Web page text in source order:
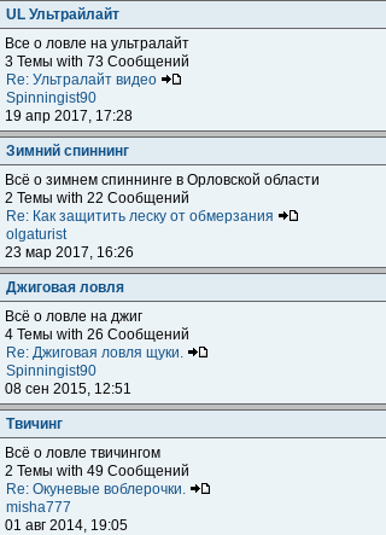
UL Ультрайлайт
Все о ловле на ультралайт
3 Темы with 73 Сообщений
Re: Ультралайт видео
Spinningist90
19 апр 2017, 17:28
Зимний спиннинг
Всё о зимнем спиннинге в Орловской области
2 Темы with 22 Сообщений
Re: Как защитить леску от обмерзания
olgaturist
23 мар 2017, 16:26
Джиговая ловля
Всё о ловле на джиг
4 Темы with 26 Сообщений
Re: Джиговая ловля щуки.
Spinningist90
08 сен 2015, 12:51
Твичинг
Всё о ловле твичингом
2 Темы with 49 Сообщений
Re: Окуневые воблерочки.
misha777
01 авг 2014, 19:05